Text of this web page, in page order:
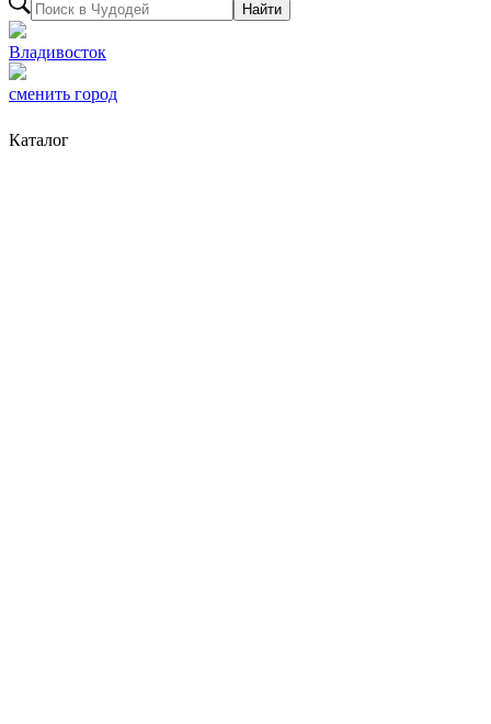
Найти
Владивосток
сменить город
Каталог